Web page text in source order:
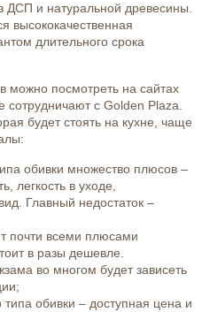
и натуральной древесины.
высококачественная
длительного срока
можно посмотреть на сайтах
с Golden Plaza.
будет стоять на кухне, чаще
обивки множество плюсов –
легкость в уходе,
Главный недостаток –
почти всеми плюсами
в разы дешевле.
во многом будет зависеть
обивки – доступная цена и